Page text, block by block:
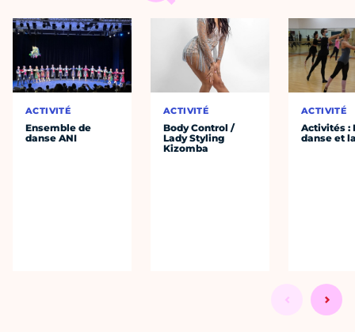
ACTIVITÉ
Ensemble de
danse ANI
ACTIVITÉ
Body Control /
Lady Styling
Kizomba
ACTIVITÉ
Activités :
danse et